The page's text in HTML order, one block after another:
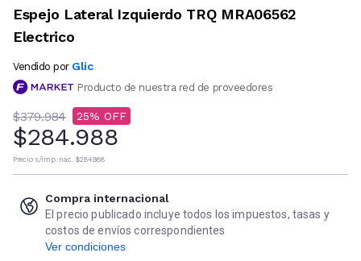
Espejo Lateral Izquierdo TRQ MRA06562
Electrico
Vendido por Glic
Producto de nuestra red de proveedores
$379.984 25
$284.988
Precio s/imp. nac. $284.988
Compra internacional
El precio publicado incluye todos los impuestos, tasas y
costos de envíos correspondientes
Ver condiciones